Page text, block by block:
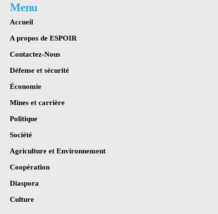
Menu
Accueil
A propos de ESPOIR
Contactez-Nous
Défense et sécurité
Économie
Mines et carrière
Politique
Société
Agriculture et Environnement
Coopération
Diaspora
Culture